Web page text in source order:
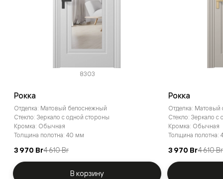
8303
Рокка
Отделка: Матовый белоснежный
Стекло: Зеркало с одной стороны
Кромка: Обычная
Толщина полотна: 40 мм
3 970 Br4 610 Br
В корзину
Рокка
Отделка: Матовый
Стекло: Зеркало с
Кромка: Обычная
Толщина полотна:
3 970 Br4 610 Br